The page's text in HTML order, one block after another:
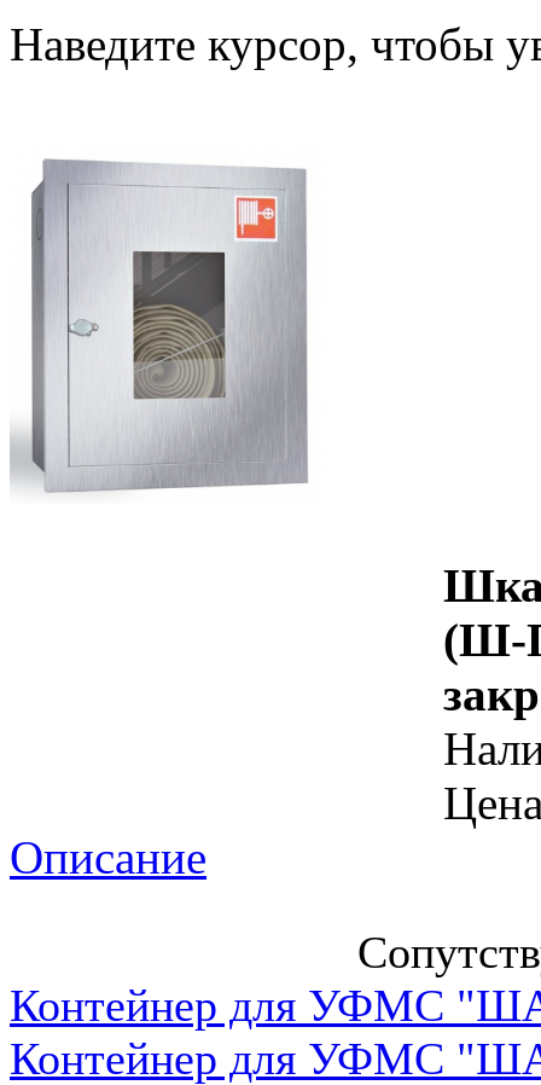
Наведите курсор, чтобы
(Ш-
Описание
Контейнер для УФМС
Контейнер для УФМС